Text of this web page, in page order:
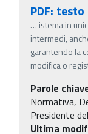
PDF:
… istema in
intermedi,
garantendo la
modifica o
Parole
Normativa,
Presidente
Ultima